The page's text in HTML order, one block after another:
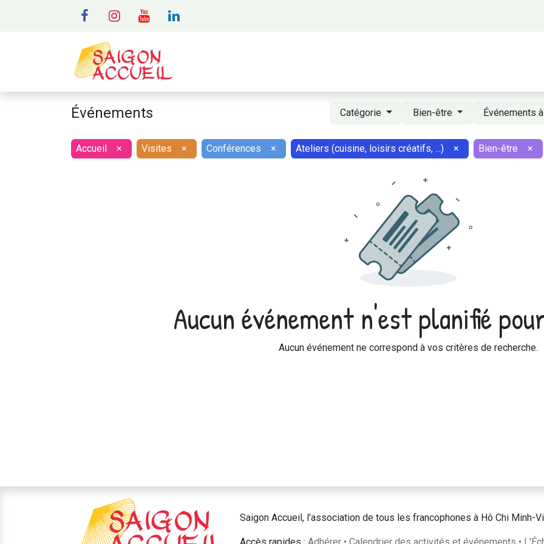
Événements Catégorie Bien-être Événements
Accueil × Visites × Conférences × Ateliers (cuisine, loisirs créatifs, ...) × Bien-être ×
Aucun événement n'est planifié
Aucun événement ne correspond à vos critères de recherche.
Saigon Accueil, l'association de tous les francophones à Hô Chi Minh-